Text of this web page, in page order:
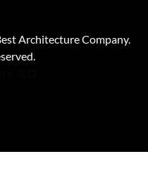
Architecture Company.